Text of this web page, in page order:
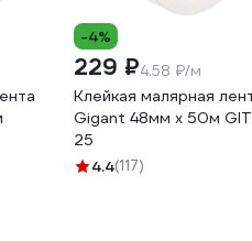
-4%
229 ₽4.58 ₽/м
Клейкая малярная
Gigant 48мм x 50м
25
4.4(117)